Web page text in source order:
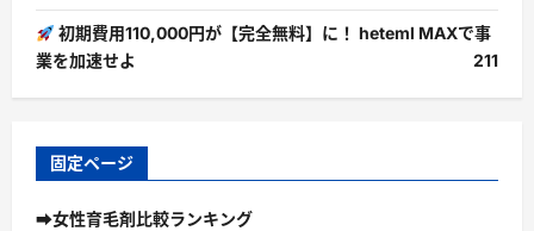
初期費用110,000円が【完全無料】に！ heteml MAXで事
業を加速せよ
211
固定ページ
➡女性育毛剤比較ランキング